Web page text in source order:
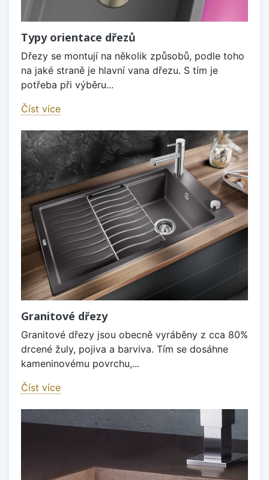
Typy orientace dřezů
Dřezy se montují na několik způsobů, podle toho
na jaké straně je hlavní vana dřezu. S tím je
potřeba při výběru...
Číst více
Granitové dřezy
Granitové dřezy jsou obecně vyráběny z cca 80%
drcené žuly, pojiva a barviva. Tím se dosáhne
kameninovému povrchu,...
Číst více